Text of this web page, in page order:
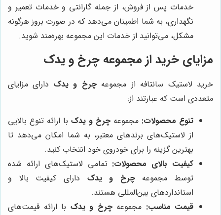
خدمات پس از فروش، از جمله گارانتی و خدمات تعمیر و
نگهداری، به شما اطمینان می‌دهد که در صورت بروز هرگونه
مشکل، می‌توانید از خدمات این مجموعه بهره‌مند شوید.
مزایای خرید از مجموعه چرخ و یدک
خرید لاستیک سانتافه از مجموعهچرخ و یدک دارای مزایای
متعددی است که عبارتند از:
تنوع محصولات: مجموعه چرخ و یدک با ارائه تنوع بالایی
از لاستیک‌های برندهای معتبر، به شما امکان می‌دهد تا
بهترین گزینه را برای خودروی خود انتخاب کنید.
کیفیت بالای محصولات: تمامی لاستیک‌های ارائه شده
توسط مجموعهچرخ و یدک دارای کیفیت بالا و
استانداردهای بین‌المللی هستند.
قیمت مناسب: مجموعهچرخ و یدک با ارائه قیمت‌های